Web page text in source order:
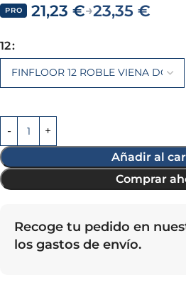
PRO 21,23€→23,35€
12
Añadir al
Comprar
Recoge tu pedido en
los gastos de envío.